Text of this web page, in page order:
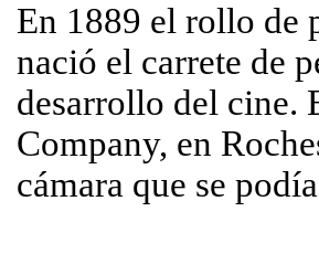
En 1889 el rollo de
nació el carrete de
desarrollo del cine.
Company, en
cámara que se